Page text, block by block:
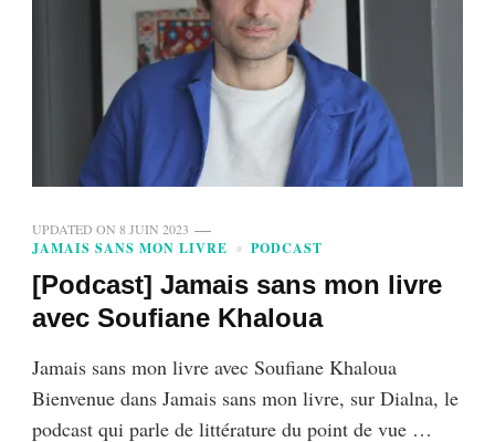
UPDATED ON 8 JUIN 2023
JAMAIS SANS MON LIVRE PODCAST
[Podcast] Jamais sans mon livre
avec Soufiane Khaloua
Jamais sans mon livre avec Soufiane Khaloua
Bienvenue dans Jamais sans mon livre, sur Dialna, le
podcast qui parle de littérature du point de vue …